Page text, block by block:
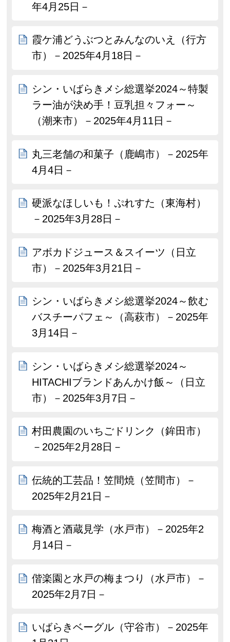
年4月25日－
霞ケ浦どうぶつとみんなのいえ（行方
市）－2025年4月18日－
シン・いばらきメシ総選挙2024～特製
ラー油が決め手！豆乳担々フォー～
（潮来市）－2025年4月11日－
丸三老舗の和菓子（鹿嶋市）－2025年
4月4日－
硬派なほしいも！ぷれすた（東海村）
－2025年3月28日－
アボカドジュース＆スイーツ（日立
市）－2025年3月21日－
シン・いばらきメシ総選挙2024～飲む
バスチーパフェ～（高萩市）－2025年
3月14日－
シン・いばらきメシ総選挙2024～
HITACHIブランドあんかけ飯～（日立
市）－2025年3月7日－
村田農園のいちごドリンク（鉾田市）
－2025年2月28日－
伝統的工芸品！笠間焼（笠間市）－
2025年2月21日－
梅酒と酒蔵見学（水戸市）－2025年2
月14日－
偕楽園と水戸の梅まつり（水戸市）－
2025年2月7日－
いばらきベーグル（守谷市）－2025年